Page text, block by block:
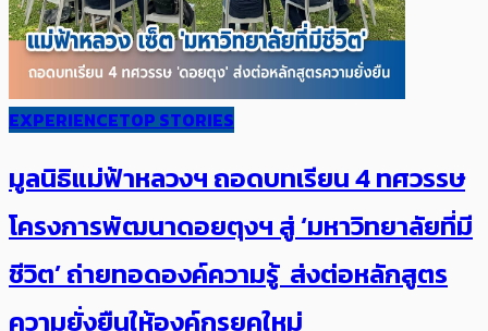
EXPERIENCETOP STORIES
มูลนิธิแม่ฟ้าหลวงฯ ถอดบทเรียน 4 ทศวรรษ
โครงการพัฒนาดอยตุงฯ สู่ ‘มหาวิทยาลัยที่มี
ชีวิต’ ถ่ายทอดองค์ความรู้ ส่งต่อหลักสูตร
ความยั่งยืนให้องค์กรยุคใหม่